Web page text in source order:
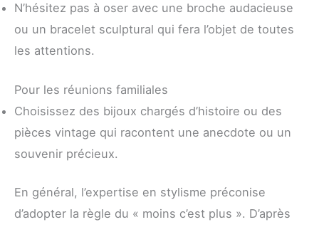
N’hésitez pas à oser avec une broche audacieuse
ou un bracelet sculptural qui fera l’objet de toutes
les attentions.
Pour les réunions familiales
Choisissez des bijoux chargés d’histoire ou des
pièces vintage qui racontent une anecdote ou un
souvenir précieux.
En général, l’expertise en stylisme préconise
d’adopter la règle du « moins c’est plus ». D’après